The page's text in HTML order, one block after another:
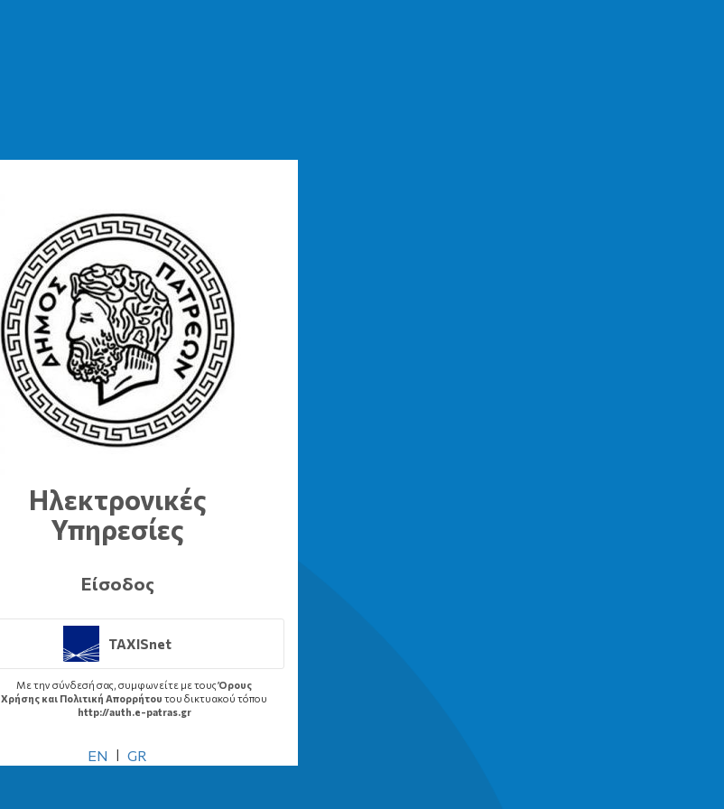
Ηλεκτρονικές
Υπηρεσίες
Είσοδος
TAXISnet
Με την σύνδεσή σας, συμφωνείτε με τουςΌρους
Χρήσης και Πολιτική Απορρήτου του δικτυακού τόπου
http://auth.e-patras.gr
EN | GR